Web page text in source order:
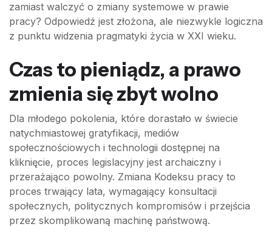
zamiast walczyć o zmiany systemowe w prawie
pracy? Odpowiedź jest złożona, ale niezwykle logiczna
z punktu widzenia pragmatyki życia w XXI wieku.
Czas to pieniądz, a prawo
zmienia się zbyt wolno
Dla młodego pokolenia, które dorastało w świecie
natychmiastowej gratyfikacji, mediów
społecznościowych i technologii dostępnej na
kliknięcie, proces legislacyjny jest archaiczny i
przerażająco powolny. Zmiana Kodeksu pracy to
proces trwający lata, wymagający konsultacji
społecznych, politycznych kompromisów i przejścia
przez skomplikowaną machinę państwową.